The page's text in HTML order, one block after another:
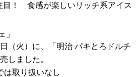
目！ 食感が楽しいリッチ系アイス
」
（火）に、「明治 パキとろドルチ
しました。
取り扱いなし